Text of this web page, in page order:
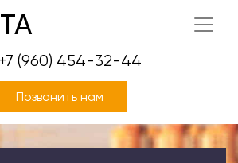
+7 (960) 454-32-44
Позвонить нам